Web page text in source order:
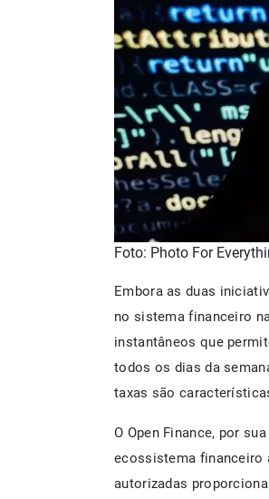
Foto: Photo For
Embora as duas
no sistema financeiro
instantâneos que
todos os dias da
taxas são
O Open Finance, por
ecossistema financeiro
autorizadas